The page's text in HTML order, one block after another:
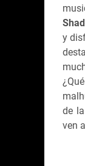
y
de
ven